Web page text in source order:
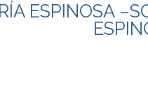
ESPINOSA –